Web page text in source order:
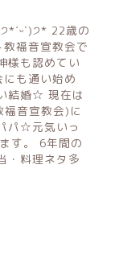
22歳の
福音宣教会で
様も認めてい
も通い始め
結婚☆ 現在は
音宣教会)に
パ☆元気いっ
す。 6年間の
・料理ネタ多